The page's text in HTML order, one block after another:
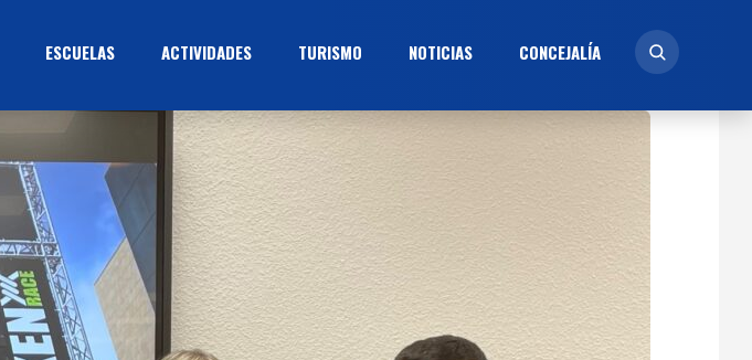
ESCUELAS ACTIVIDADES TURISMO NOTICIAS CONCEJALÍ­A